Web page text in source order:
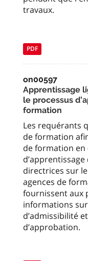
travaux.
PDF
on00597
Apprentissage
le processus
formation
Les requérants
de formation
de formation en
directrices sur
agences de
fournissent aux
informations
d’admissibilité
d’approbation.